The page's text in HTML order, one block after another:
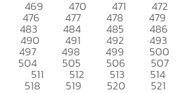
469 470 471 472
476 477 478 479
483 484 485 486
490 491 492 493
497 498 499 500
504 505 506 507
511 512 513 514
518 519 520 521